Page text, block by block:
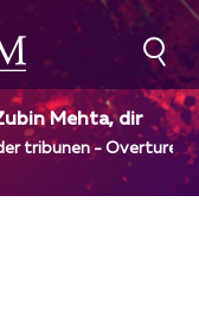
Mehta, dir
tribunen - Overture